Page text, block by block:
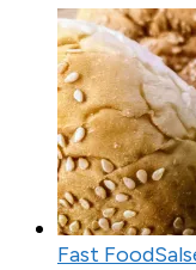
Fast Food